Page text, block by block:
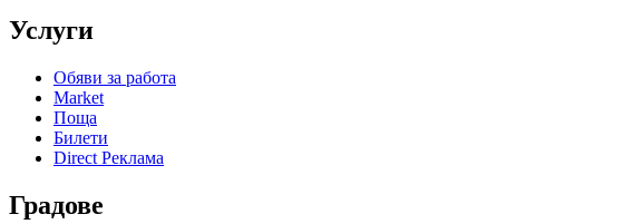
Услуги
Обяви за работа
Market
Поща
Билети
Direct Реклама
Градове